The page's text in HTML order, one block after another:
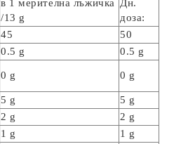
в 1 мерителна лъжичка
/13 g
Дн.
доза:
45
50
0.5 g
0.5 g
0 g 0 g
5 g
5 g
2 g
2 g
1 g
1 g